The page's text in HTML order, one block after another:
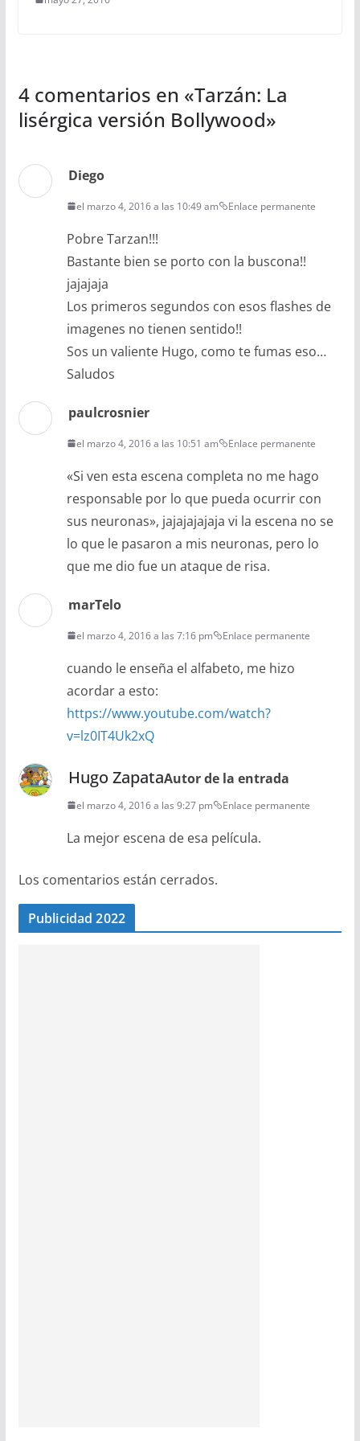
4 comentarios en «Tarzán: La
lisérgica versión Bollywood»
Diego
el marzo 4, 2016 a las 10:49 am Enlace permanente
Pobre Tarzan!!!
Bastante bien se porto con la buscona!!
jajajaja
Los primeros segundos con esos flashes de
imagenes no tienen sentido!!
Sos un valiente Hugo, como te fumas eso…
Saludos
paulcrosnier
el marzo 4, 2016 a las 10:51 am Enlace permanente
«Si ven esta escena completa no me hago
responsable por lo que pueda ocurrir con
sus neuronas», jajajajajaja vi la escena no se
lo que le pasaron a mis neuronas, pero lo
que me dio fue un ataque de risa.
marTelo
el marzo 4, 2016 a las 7:16 pm Enlace permanente
cuando le enseña el alfabeto, me hizo
acordar a esto:
https://www.youtube.com/watch?
v=lz0IT4Uk2xQ
Hugo ZapataAutor de la entrada
el marzo 4, 2016 a las 9:27 pm Enlace permanente
La mejor escena de esa película.
Los comentarios están cerrados.
Publicidad 2022